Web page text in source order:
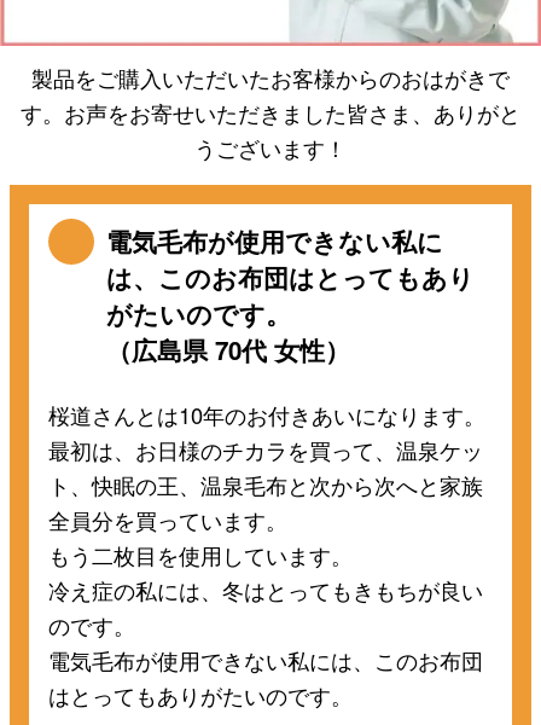
製品をご購入いただいたお客様からのおはがきで
す。お声をお寄せいただきました皆さま、ありがと
うございます！
電気毛布が使用できない私に
は、このお布団はとってもあり
がたいのです。
（広島県 70代 女性）
桜道さんとは10年のお付きあいになります。
最初は、お日様のチカラを買って、温泉ケッ
ト、快眠の王、温泉毛布と次から次へと家族
全員分を買っています。
もう二枚目を使用しています。
冷え症の私には、冬はとってもきもちが良い
のです。
電気毛布が使用できない私には、このお布団
はとってもありがたいのです。